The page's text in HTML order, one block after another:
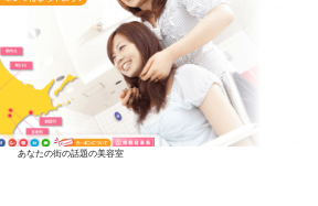
あなたの街の話題の美容室